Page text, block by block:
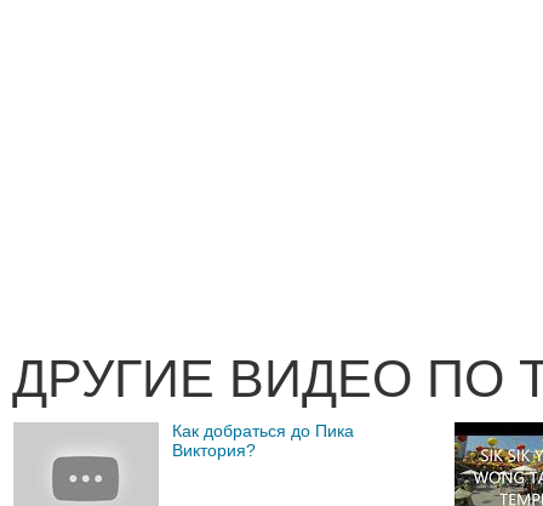
ДРУГИЕ ВИДЕО ПО
Как добраться до Пика
Виктория?